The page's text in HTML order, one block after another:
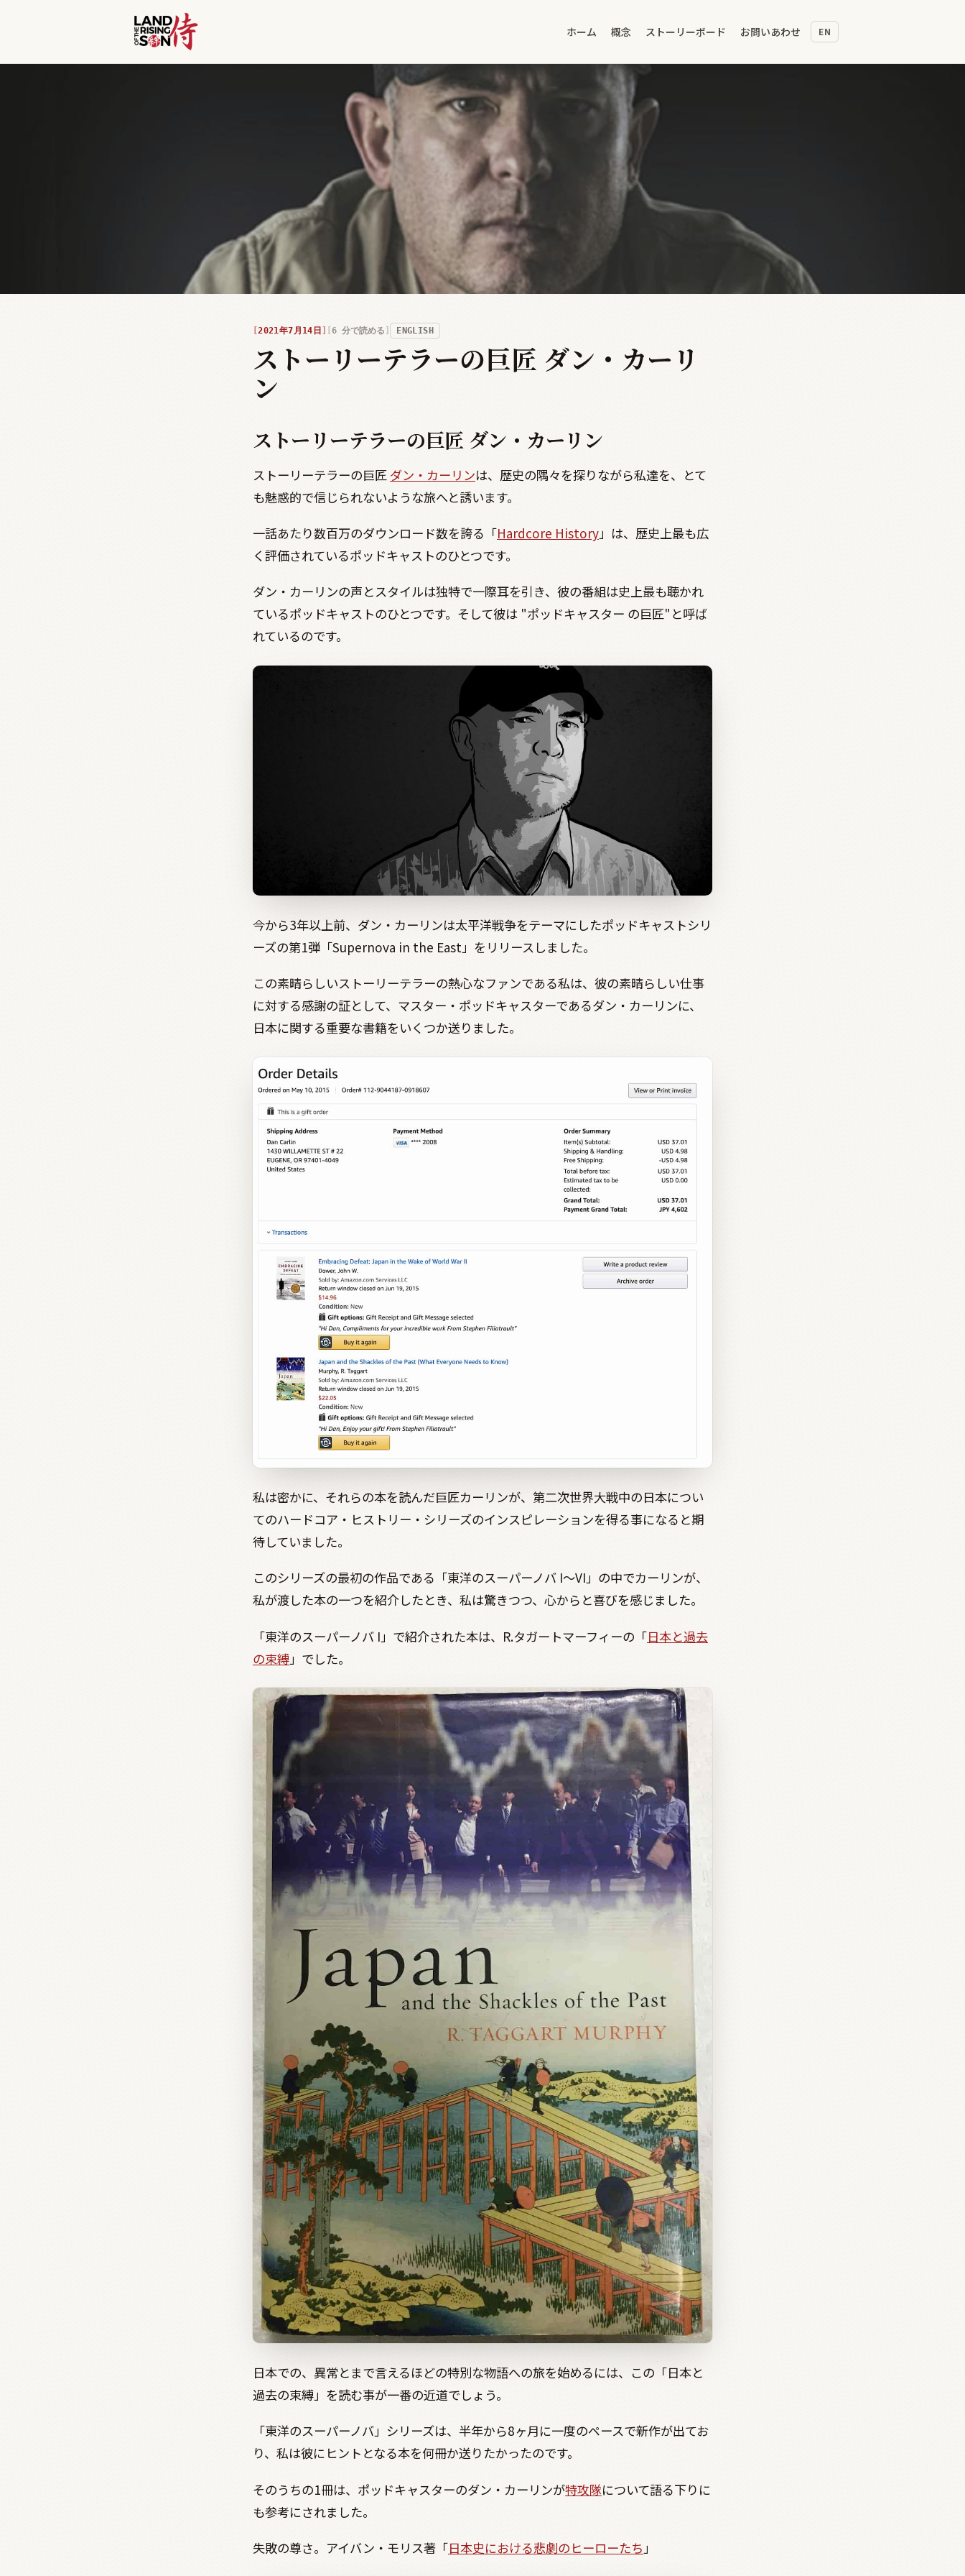
ホーム 概念 ストーリーボード お問いあわせ EN
2021年7月14日 6 分で読める ENGLISH
ストーリーテラーの巨匠 ダン・カーリ
ン
ストーリーテラーの巨匠 ダン・カーリン
ストーリーテラーの巨匠 ダン・カーリンは、歴史の隅々を探りながら私達を、とて
も魅惑的で信じられないような旅へと誘います。
一話あたり数百万のダウンロード数を誇る「Hardcore History」は、歴史上最も広
く評価されているポッドキャストのひとつです。
ダン・カーリンの声とスタイルは独特で一際耳を引き、彼の番組は史上最も聴かれ
ているポッドキャストのひとつです。そして彼は "ポッドキャスター の巨匠"と呼ば
れているのです。
今から3年以上前、ダン・カーリンは太平洋戦争をテーマにしたポッドキャストシリ
ーズの第1弾「Supernova in the East」をリリースしました。
この素晴らしいストーリーテラーの熱心なファンである私は、彼の素晴らしい仕事
に対する感謝の証として、マスター・ポッドキャスターであるダン・カーリンに、
日本に関する重要な書籍をいくつか送りました。
私は密かに、それらの本を読んだ巨匠カーリンが、第二次世界大戦中の日本につい
てのハードコア・ヒストリー・シリーズのインスピレーションを得る事になると期
待していました。
このシリーズの最初の作品である「東洋のスーパーノバ I〜VI」の中でカーリンが、
私が渡した本の一つを紹介したとき、私は驚きつつ、心からと喜びを感じました。
「東洋のスーパーノバ I」で紹介された本は、R.タガートマーフィーの「日本と過去
の束縛」でした。
日本での、異常とまで言えるほどの特別な物語への旅を始めるには、この「日本と
過去の束縛」を読む事が一番の近道でしょう。
「東洋のスーパーノバ」シリーズは、半年から8ヶ月に一度のペースで新作が出てお
り、私は彼にヒントとなる本を何冊か送りたかったのです。
そのうちの1冊は、ポッドキャスターのダン・カーリンが特攻隊について語る下りに
も参考にされました。
失敗の尊さ。アイバン・モリス著「日本史における悲劇のヒーローたち 」